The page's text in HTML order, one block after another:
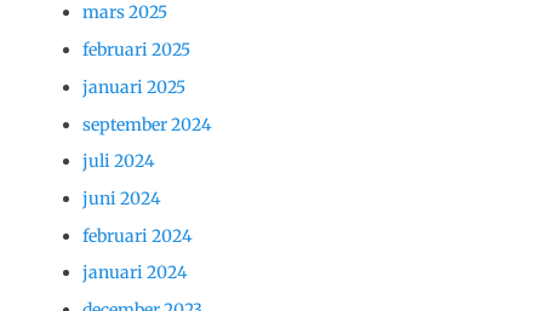
mars 2025
februari 2025
januari 2025
september 2024
juli 2024
juni 2024
februari 2024
januari 2024